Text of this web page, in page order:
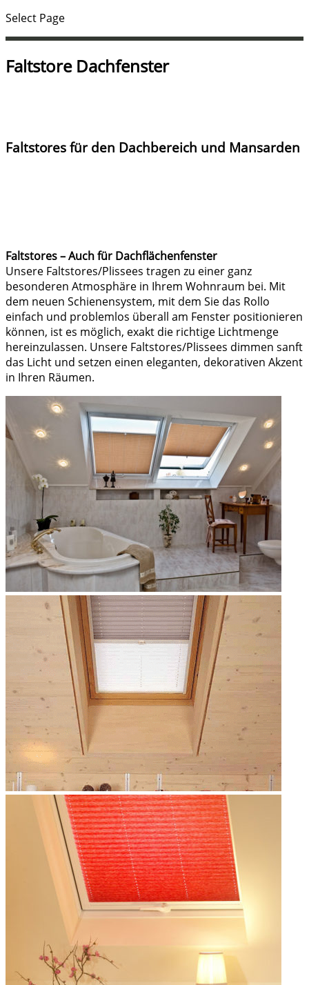
Select Page
Faltstore Dachfenster
Faltstores für den Dachbereich und Mansarden
Faltstores – Auch für Dachflächenfenster
Unsere Faltstores/Plissees tragen zu einer ganz
besonderen Atmosphäre in Ihrem Wohnraum bei. Mit
dem neuen Schienensystem, mit dem Sie das Rollo
einfach und problemlos überall am Fenster positionieren
können, ist es möglich, exakt die richtige Lichtmenge
hereinzulassen. Unsere Faltstores/Plissees dimmen sanft
das Licht und setzen einen eleganten, dekorativen Akzent
in Ihren Räumen.